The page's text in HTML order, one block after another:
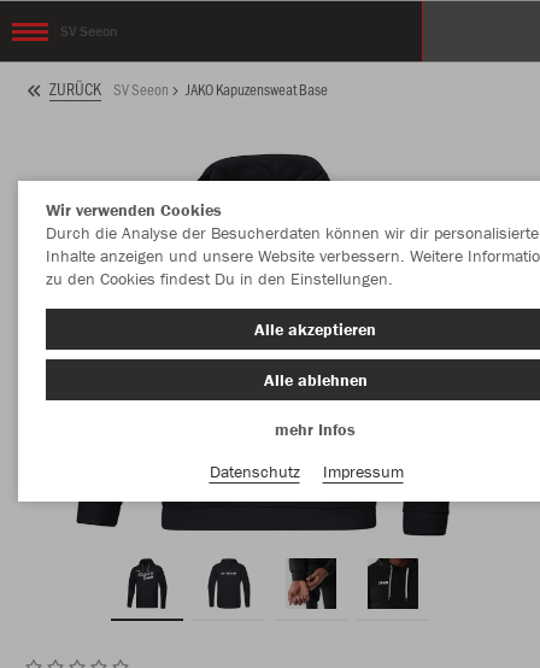
SV Seeon
ZURÜCK SV Seeon JAKO Kapuzensweat Base
Wir verwenden Cookies
Durch die Analyse der Besucherdaten können wir dir personalisierte
Inhalte anzeigen und unsere Website verbessern. Weitere
zu den Cookies findest Du in den Einstellungen.
Alle akzeptieren
Alle ablehnen
mehr Infos
Datenschutz
Impressum